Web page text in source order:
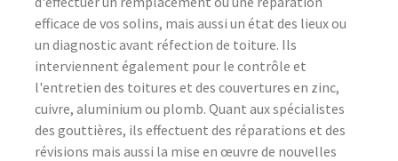
efficace de vos solins, mais aussi un état des lieux ou
un diagnostic avant réfection de toiture. Ils
interviennent également pour le contrôle et
l'entretien des toitures et des couvertures en zinc,
cuivre, aluminium ou plomb. Quant aux spécialistes
des gouttières, ils effectuent des réparations et des
révisions mais aussi la mise en œuvre de nouvelles